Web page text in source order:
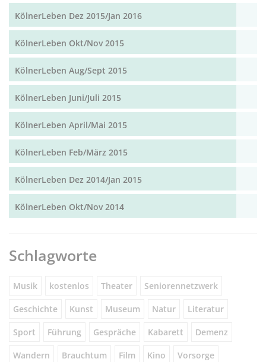
KölnerLeben Dez 2015/Jan 2016
KölnerLeben Okt/Nov 2015
KölnerLeben Aug/Sept 2015
KölnerLeben Juni/Juli 2015
KölnerLeben April/Mai 2015
KölnerLeben Feb/März 2015
KölnerLeben Dez 2014/Jan 2015
KölnerLeben Okt/Nov 2014
Schlagworte
Musik kostenlos Theater Seniorennetzwerk
Geschichte Kunst Museum Natur Literatur
Sport Führung Gespräche Kabarett Demenz
Wandern Brauchtum Film Kino Vorsorge